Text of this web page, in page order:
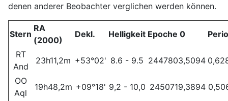
denen anderer Beobachter verglichen werden können.
Stern
RA
(2000)
Dekl. Helligkeit Epoche 0
RT
And
23h11,2m +53°02' 8.6 - 9.5 2447803,5094
OO
Aql
19h48,2m +09°18' 9,2 - 10,0 2450719,3894